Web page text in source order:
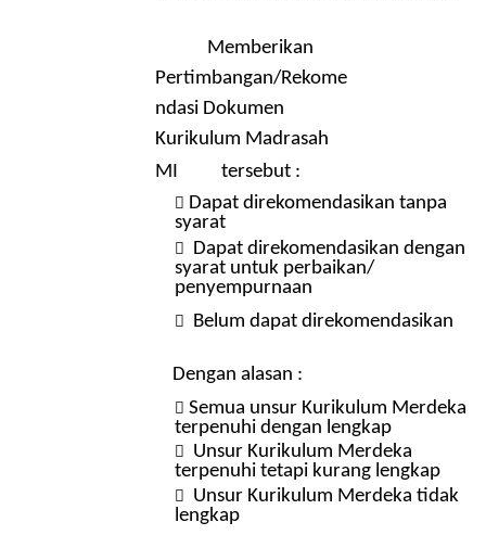
Memberikan
Pertimbangan/Rekome
ndasi Dokumen
Kurikulum Madrasah
MI
tersebut :
 Dapat direkomendasikan tanpa
syarat
 Dapat direkomendasikan dengan
syarat untuk perbaikan/
penyempurnaan
 Belum dapat direkomendasikan
Dengan alasan :
 Semua unsur Kurikulum Merdeka
terpenuhi dengan lengkap
 Unsur Kurikulum Merdeka
terpenuhi tetapi kurang lengkap
 Unsur Kurikulum Merdeka tidak
lengkap